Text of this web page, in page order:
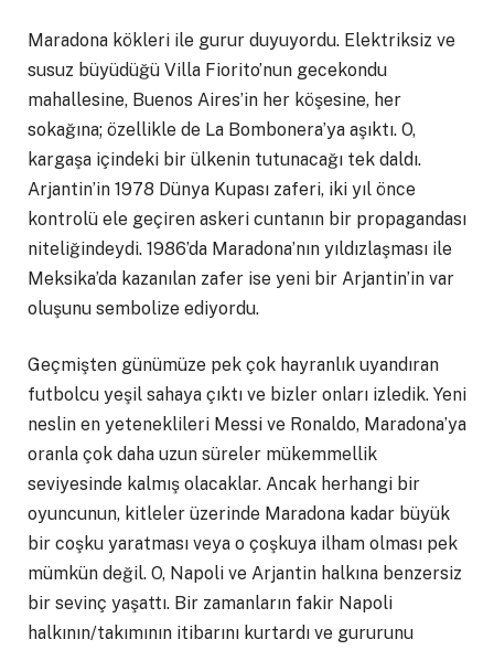
Maradona kökleri ile gurur duyuyordu. Elektriksiz ve
susuz büyüdüğü Villa Fiorito’nun gecekondu
mahallesine, Buenos Aires’in her köşesine, her
sokağına; özellikle de La Bombonera’ya aşıktı. O,
kargaşa içindeki bir ülkenin tutunacağı tek daldı.
Arjantin’in 1978 Dünya Kupası zaferi, iki yıl önce
kontrolü ele geçiren askeri cuntanın bir propagandası
niteliğindeydi. 1986’da Maradona’nın yıldızlaşması ile
Meksika’da kazanılan zafer ise yeni bir Arjantin’in var
oluşunu sembolize ediyordu.
Geçmişten günümüze pek çok hayranlık uyandıran
futbolcu yeşil sahaya çıktı ve bizler onları izledik. Yeni
neslin en yeteneklileri Messi ve Ronaldo, Maradona’ya
oranla çok daha uzun süreler mükemmellik
seviyesinde kalmış olacaklar. Ancak herhangi bir
oyuncunun, kitleler üzerinde Maradona kadar büyük
bir coşku yaratması veya o çoşkuya ilham olması pek
mümkün değil. O, Napoli ve Arjantin halkına benzersiz
bir sevinç yaşattı. Bir zamanların fakir Napoli
halkının/takımının itibarını kurtardı ve gururunu